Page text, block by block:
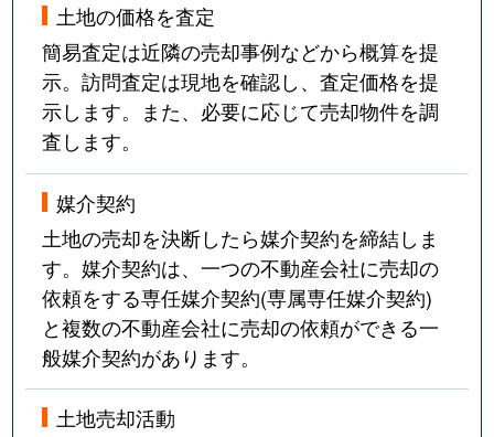
土地の価格を査定
簡易査定は近隣の売却事例などから概算を提
示。訪問査定は現地を確認し、査定価格を提
示します。また、必要に応じて売却物件を調
査します。
媒介契約
土地の売却を決断したら媒介契約を締結しま
す。媒介契約は、一つの不動産会社に売却の
依頼をする専任媒介契約(専属専任媒介契約)
と複数の不動産会社に売却の依頼ができる一
般媒介契約があります。
土地売却活動